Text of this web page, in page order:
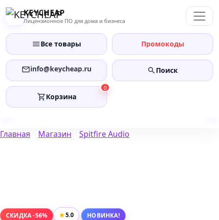
Перейти
KEYCHEAP
Лицензионное ПО для дома и бизнеса
Все товары Промокоды
info@keycheap.ru Поиск
0
Корзина
Главная Магазин Spitfire Audio
СКИДКА -56% ★5.0 НОВИНКА!